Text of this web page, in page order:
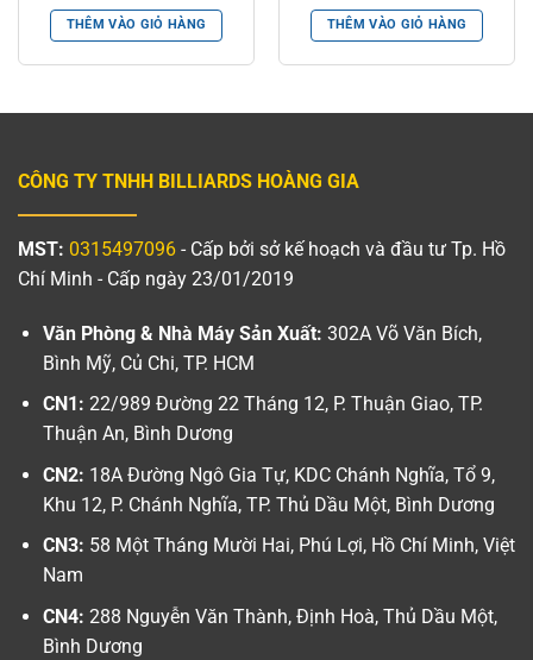
THÊM VÀO GIỎ HÀNG THÊM VÀO GIỎ HÀNG
CÔNG TY TNHH BILLIARDS HOÀNG GIA
MST: 0315497096 - Cấp bởi sở kế hoạch và đầu tư Tp. Hồ
Chí Minh - Cấp ngày 23/01/2019
Văn Phòng & Nhà Máy Sản Xuất: 302A Võ Văn Bích,
Bình Mỹ, Củ Chi, TP. HCM
CN1: 22/989 Đường 22 Tháng 12, P. Thuận Giao, TP.
Thuận An, Bình Dương
CN2: 18A Đường Ngô Gia Tự, KDC Chánh Nghĩa, Tổ 9,
Khu 12, P. Chánh Nghĩa, TP. Thủ Dầu Một, Bình Dương
CN3: 58 Một Tháng Mười Hai, Phú Lợi, Hồ Chí Minh, Việt
Nam
CN4: 288 Nguyễn Văn Thành, Định Hoà, Thủ Dầu Một,
Bình Dương